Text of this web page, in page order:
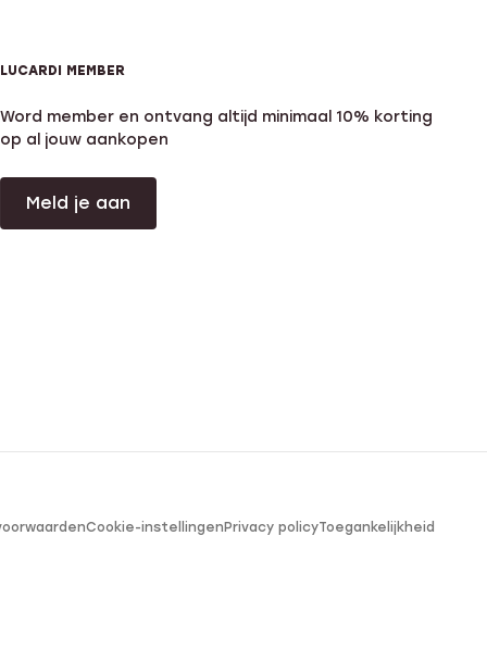
LUCARDI MEMBER
Word member en ontvang altijd minimaal 10% korting
op al jouw aankopen
Meld je aan
Cookie-instellingen Privacy policyToegankelijkheid